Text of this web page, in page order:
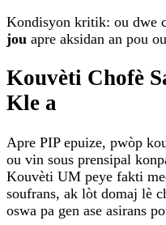
Kondisyon kritik: ou dwe
jou apre aksidan an pou
Kouvèti Chofè
Kle a
Apre PIP epuize, pwòp
ou vin sous prensipal
Kouvèti UM peye fakti
soufrans, ak lòt domaj lè
oswa pa gen ase asirans